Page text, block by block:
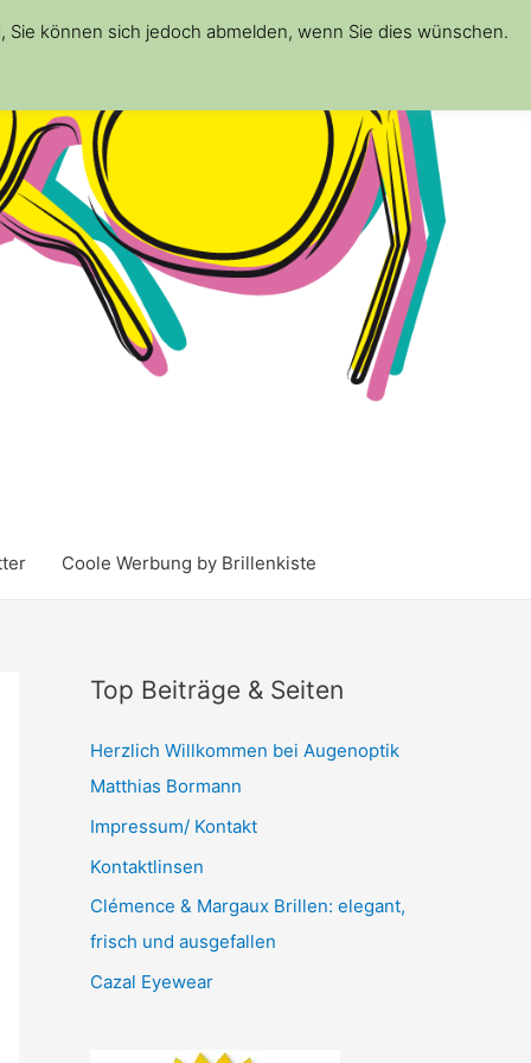
Coole Werbung by Brillenkiste
Top Beiträge & Seiten
Herzlich Willkommen bei Augenoptik
Matthias Bormann
Impressum/ Kontakt
Kontaktlinsen
Clémence & Margaux Brillen: elegant,
frisch und ausgefallen
Cazal Eyewear
können sich jedoch abmelden, wenn Sie dies wünschen.